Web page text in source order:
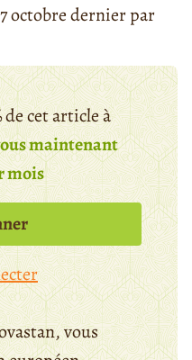
octobre dernier par
de cet article à
maintenant
mois
vous